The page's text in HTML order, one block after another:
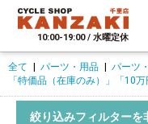
10:00-19:00 / 水曜定休
全て パーツ・用品 パーツ
「特価品（在庫のみ）」
「10
絞り込みフィルターを